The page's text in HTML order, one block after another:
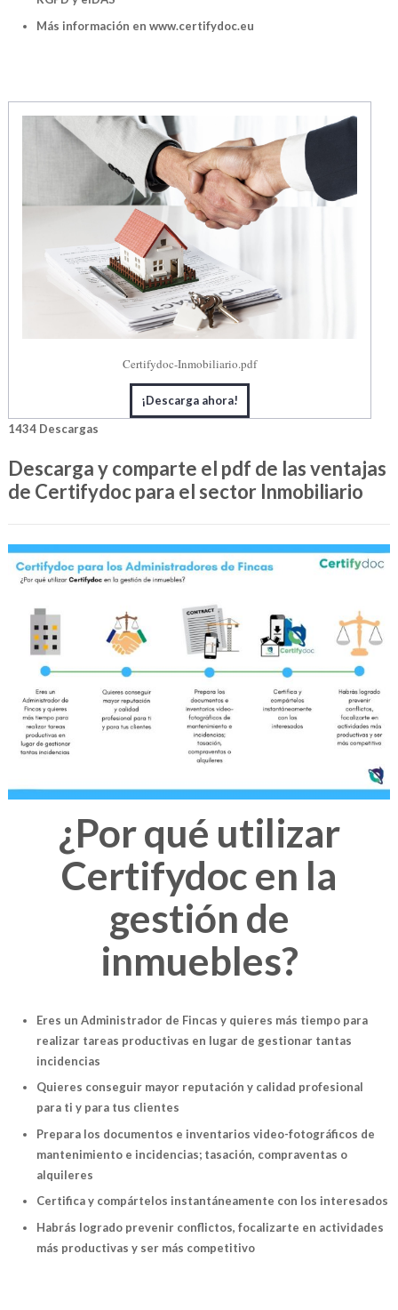
Más información en www.certifydoc.eu
Certifydoc-Inmobiliario.pdf
¡Descarga ahora!
1434Descargas
Descarga y comparte el pdf de las ventajas
de Certifydoc para el sector Inmobiliario
¿Por qué utilizar
Certifydoc en la
gestión de
inmuebles?
Eres un Administrador de Fincas y quieres más tiempo para
realizar tareas productivas en lugar de gestionar tantas
incidencias
Quieres conseguir mayor reputación y calidad profesional
para ti y para tus clientes
Prepara los documentos e inventarios video-fotográficos de
mantenimiento e incidencias; tasación, compraventas o
alquileres
Certifica y compártelos instantáneamente con los interesados
Habrás logrado prevenir conflictos, focalizarte en actividades
más productivas y ser más competitivo